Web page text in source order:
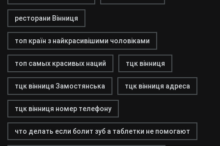
ресторани Вінниця
топ країн з найкрасивішими чоловіками
топ самых красивых наций тцк вінниця
тцк вінниця Замостянська тцк вінниця адреса
тцк вінниця номер телефону
что делать если болит зуб а таблетки не помогают